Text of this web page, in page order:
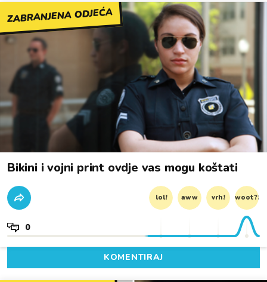
ZABRANJENA ODJEĆA
Bikini i vojni print ovdje vas mogu koštati
lol! aww vrh! woot?!
0
KOMENTIRAJ